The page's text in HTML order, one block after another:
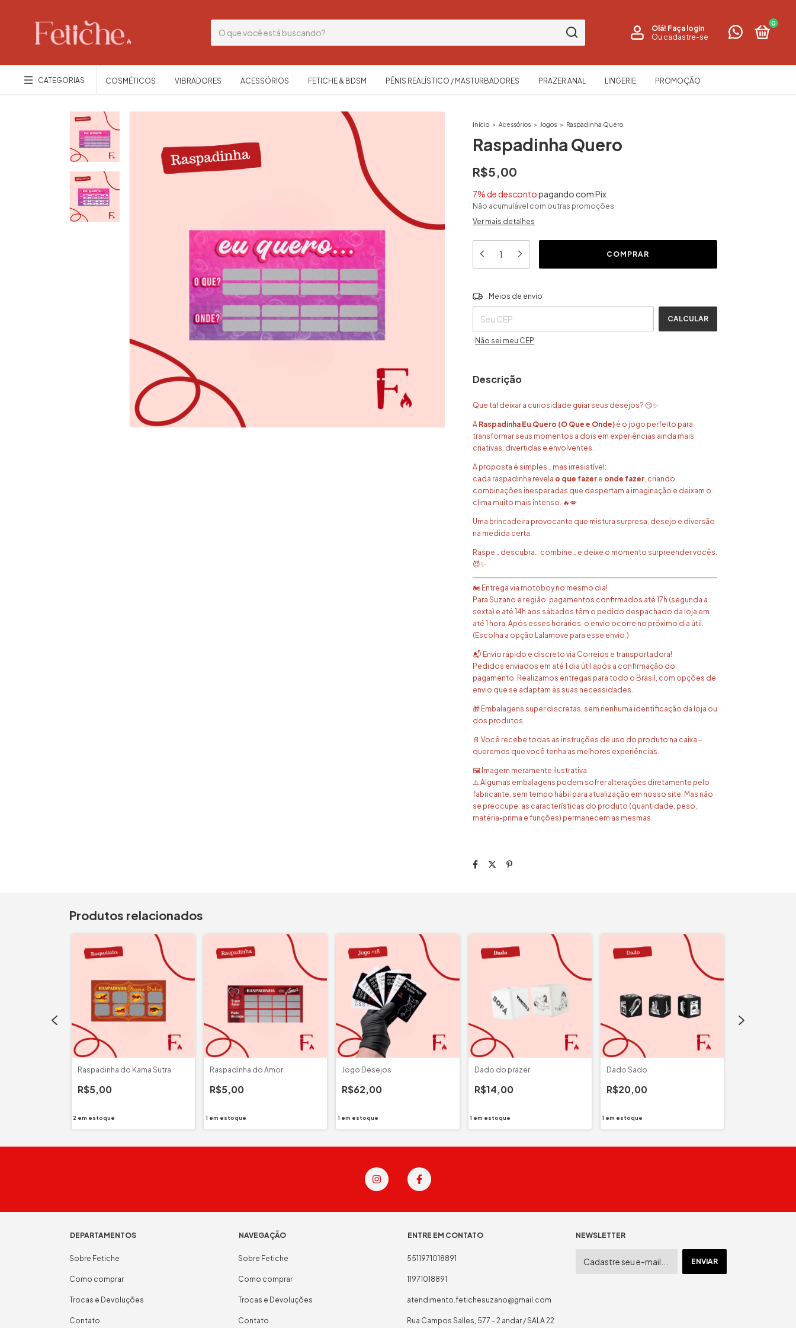
Olá! Faça login
Ou cadastre-se
0
CATEGORIAS COSMÉTICOS VIBRADORES ACESSÓRIOS FETICHE & BDSM PÊNIS REALÍSTICO / MASTURBADORES PRAZER ANAL LINGERIE PROMOÇÃO
Início > Acessórios > Jogos > Raspadinha Quero
Raspadinha Quero
R$5,00
7% de descontopagando com Pix
Não acumulável com outras promoções
Ver mais detalhes
Entregas para o CEP:
Meios de envio
CALCULAR
Não sei meu CEP
Descrição
Que tal deixar a curiosidade guiar seus desejos? 😏✨
A Raspadinha Eu Quero (O Que e Onde) é o jogo perfeito para
transformar seus momentos a dois em experiências ainda mais
criativas, divertidas e envolventes.
A proposta é simples… mas irresistível:
cada raspadinha revela o que fazer e onde fazer, criando
combinações inesperadas que despertam a imaginação e deixam o
clima muito mais intenso. 🔥💋
Uma brincadeira provocante que mistura surpresa, desejo e diversão
na medida certa.
Raspe… descubra… combine… e deixe o momento surpreender vocês.
😈✨
🏍️ Entrega via motoboy no mesmo dia!
Para Suzano e região: pagamentos confirmados até 17h (segunda a
sexta) e até 14h aos sábados têm o pedido despachado da loja em
até 1 hora. Após esses horários, o envio ocorre no próximo dia útil.
(Escolha a opção Lalamove para esse envio.)
📬 Envio rápido e discreto via Correios e transportadora!
Pedidos enviados em até 1 dia útil após a confirmação do
pagamento. Realizamos entregas para todo o Brasil, com opções de
envio que se adaptam às suas necessidades.
🎁 Embalagens super discretas, sem nenhuma identificação da loja ou
dos produtos.
📄 Você recebe todas as instruções de uso do produto na caixa –
queremos que você tenha as melhores experiências.
🖼️ Imagem meramente ilustrativa.
⚠️ Algumas embalagens podem sofrer alterações diretamente pelo
fabricante, sem tempo hábil para atualização em nosso site. Mas não
se preocupe: as características do produto (quantidade, peso,
matéria-prima e funções) permanecem as mesmas.
Produtos relacionados
Raspadinha do Kama Sutra
R$5,00
2 em estoque
Raspadinha do Amor
R$5,00
1 em estoque
Jogo Desejos
R$62,00
1 em estoque
Dado do prazer
R$14,00
1 em estoque
Dado Sado
R$20,00
1 em estoque
DEPARTAMENTOS
Sobre Fetiche
Como comprar
Trocas e Devoluções
Contato
NAVEGAÇÃO
Sobre Fetiche
Como comprar
Trocas e Devoluções
Contato
ENTRE EM CONTATO
5511971018891
11971018891
atendimento.fetichesuzano@gmail.com
Rua Campos Salles, 577 - 2 andar / SALA 22
NEWSLETTER